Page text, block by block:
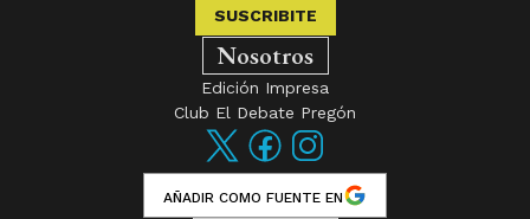
SUSCRIBITE
Nosotros
Edición Impresa
Club El Debate Pregón
AÑADIR COMO FUENTE EN